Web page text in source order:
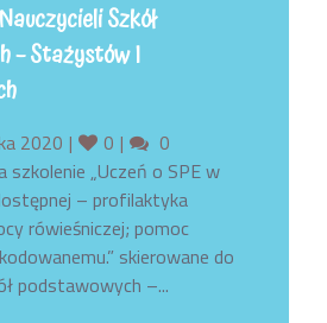
Szkół
– Stażystów I
2020 Likes
0 Comments
0
szkolenie „Uczeń o SPE w
– profilaktyka
rówieśniczej; pomoc
skierowane do
podstawowych –...